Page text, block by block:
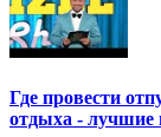
Где провести
отдыха -